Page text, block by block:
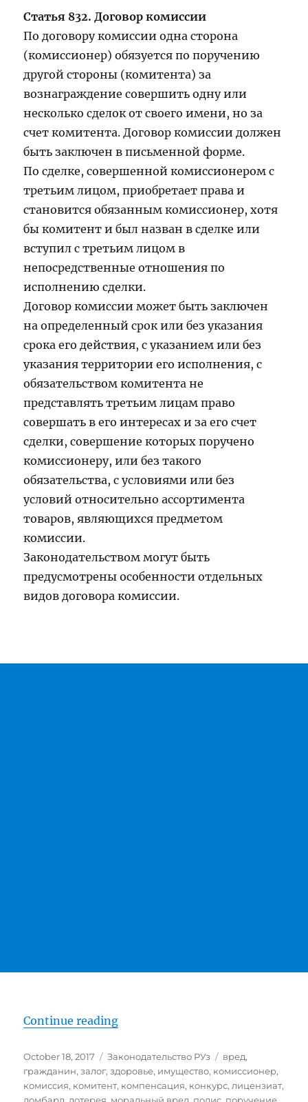
Статья 832. Договор комиссии
По договору комиссии одна сторона
(комиссионер) обязуется по поручению
другой стороны (комитента) за
вознаграждение совершить одну или
несколько сделок от своего имени, но за
счет комитента. Договор комиссии должен
быть заключен в письменной форме.
По сделке, совершенной комиссионером с
третьим лицом, приобретает права и
становится обязанным комиссионер, хотя
бы комитент и был назван в сделке или
вступил с третьим лицом в
непосредственные отношения по
исполнению сделки.
Договор комиссии может быть заключен
на определенный срок или без указания
срока его действия, с указанием или без
указания территории его исполнения, с
обязательством комитента не
представлять третьим лицам право
совершать в его интересах и за его счет
сделки, совершение которых поручено
комиссионеру, или без такого
обязательства, с условиями или без
условий относительно ассортимента
товаров, являющихся предметом
комиссии.
Законодательством могут быть
предусмотрены особенности отдельных
видов договора комиссии.
Continue reading“Гражданский Кодекс
Posted
on
October 18, 2017 Categories
Законодательство РУз Tags
вред,
гражданин,залог,здоровье, имущество, комиссионер,
комиссия, комитент, компенсация, конкурс, лицензиат,